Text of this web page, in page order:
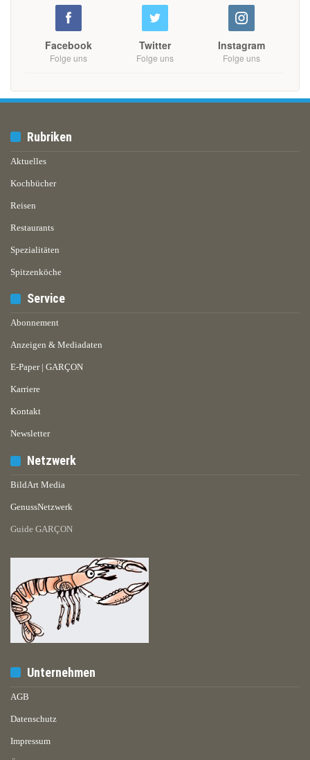
Facebook
Folge uns
Twitter
Folge uns
Instagram
Folge uns
Rubriken
Aktuelles
Kochbücher
Reisen
Restaurants
Spezialitäten
Spitzenköche
Service
Abonnement
Anzeigen & Mediadaten
E-Paper | GARÇON
Karriere
Kontakt
Newsletter
Netzwerk
BildArt Media
GenussNetzwerk
Guide GARÇON
Unternehmen
AGB
Datenschutz
Impressum